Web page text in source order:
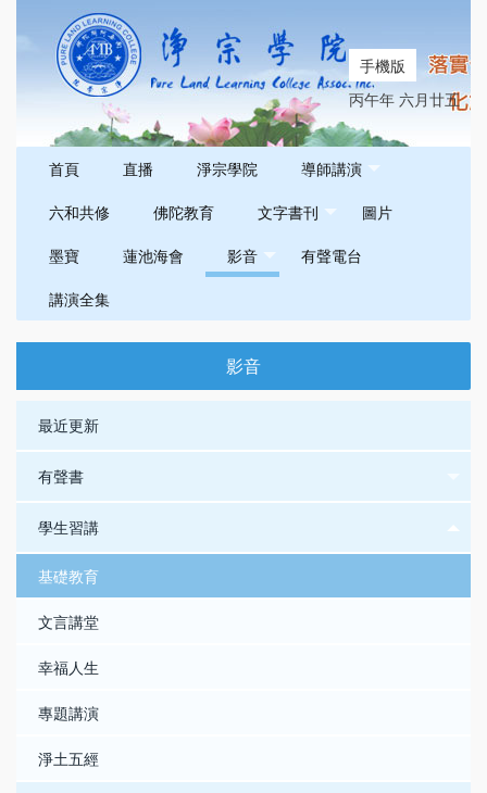
手機版
丙午年 六月廿五
首頁 直播 淨宗學院
導師講演
六和共修
佛陀教育 文字書刊
圖片
墨寶
蓮池海會 影音
有聲電台
講演全集
影音
最近更新
有聲書
學生習講
基礎教育
文言講堂
幸福人生
專題講演
淨土五經